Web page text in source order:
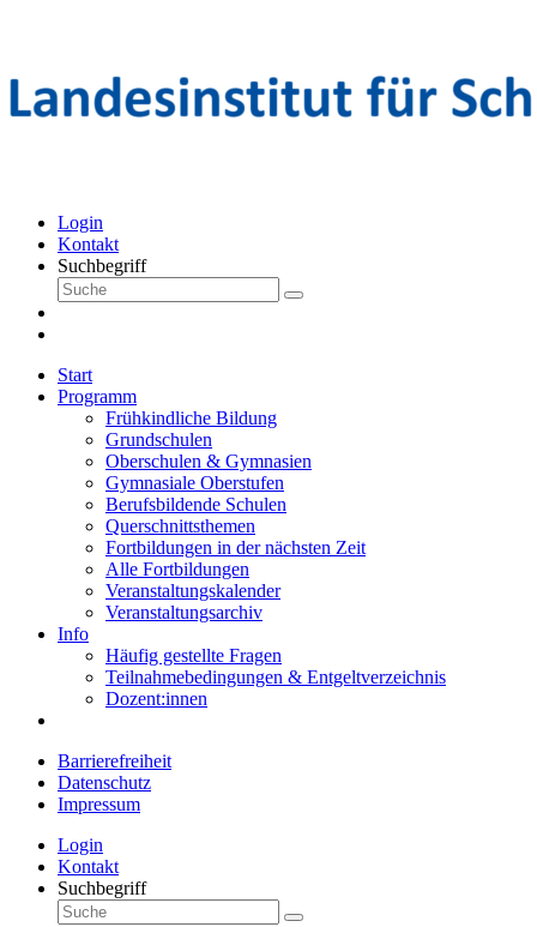
Login
Kontakt
Suchbegriff
Start
Programm
Frühkindliche Bildung
Grundschulen
Oberschulen & Gymnasien
Gymnasiale Oberstufen
Berufsbildende Schulen
Querschnittsthemen
Fortbildungen in der nächsten Zeit
Alle Fortbildungen
Veranstaltungskalender
Veranstaltungsarchiv
Info
Häufig gestellte Fragen
Teilnahmebedingungen & Entgeltverzeichnis
Dozent:innen
Barrierefreiheit
Datenschutz
Impressum
Login
Kontakt
Suchbegriff